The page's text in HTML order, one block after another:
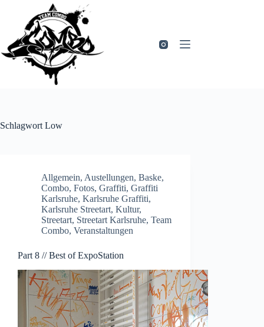
springen
Schlagwort Low
Allgemein, Austellungen, Baske,
Combo, Fotos, Graffiti, Graffiti
Karlsruhe, Karlsruhe Graffiti,
Karlsruhe Streetart, Kultur,
Streetart, Streetart Karlsruhe, Team
Combo, Veranstaltungen
Part 8 // Best of ExpoStation